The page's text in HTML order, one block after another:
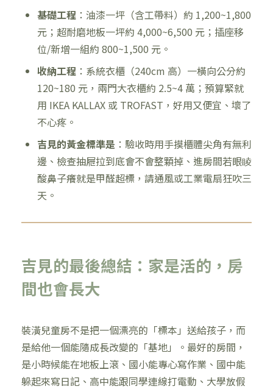
基礎工程：油漆一坪（含工帶料）約 1,200~1,800
元；超耐磨地板一坪約 4,000~6,500 元；插座移
位/新增一組約 800~1,500 元。
收納工程：系統衣櫃（240cm 高）一橫向公分約
120~180 元，兩門大衣櫃約 2.5~4 萬；預算緊就
用 IKEA KALLAX 或 TROFAST，好用又便宜、壞了
不心疼。
吉見的黃金標準是：驗收時用手摸櫃體尖角有無利
邊、檢查抽屜拉到底會不會整顆掉、進房間若眼睖
酸鼻子癢就是甲醛超標，請通風或工業電扇狂吹三
天。
吉見的最後總結：家是活的，房
間也會長大
裝潢兒童房不是把一個漂亮的「標本」送給孩子，而
是給他一個能隨成長改變的「基地」。最好的房間，
是小時候能在地板上滾、國小能專心寫作業、國中能
躲起來寫日記、高中能跟同學連線打電動、大學放假